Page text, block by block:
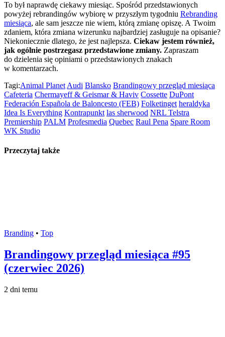
To był naprawdę ciekawy miesiąc. Spośród przedstawionych
powyżej rebrandingów wybiorę w przyszłym tygodniu Rebranding
miesiąca, ale sam jeszcze nie wiem, którą zmianę opiszę. A Twoim
zdaniem, która zmiana wizerunku najbardziej zasługuje na opisanie?
Niekoniecznie dlatego, że jest najlepsza. Ciekaw jestem również,
jak ogólnie postrzegasz przedstawione zmiany. Zapraszam
do dzielenia się opiniami o przedstawionych znakach
w komentarzach.
Tagi:Animal Planet Audi Blansko Brandingowy przegląd miesiąca
Cafeteria Chermayeff & Geismar & Haviv Cossette DuPont
Federación Española de Baloncesto (FEB) Folketinget heraldyka
Idea Is Everything Kontrapunkt las sherwood NRL Telstra
Premiership PALM Profesmedia Quebec Raul Pena Spare Room
WK Studio
Przeczytaj także
Branding • Top
Brandingowy przegląd miesiąca #95
(czerwiec 2026)
2 dni temu